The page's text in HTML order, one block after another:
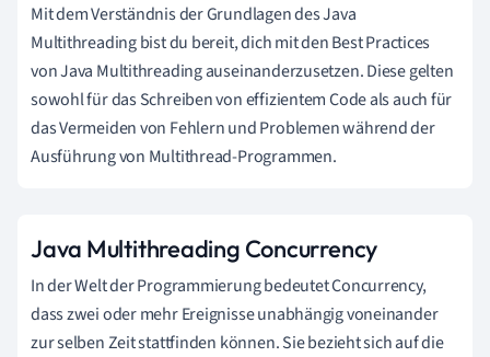
Mit dem Verständnis der Grundlagen des Java
Multithreading bist du bereit, dich mit den Best Practices
von Java Multithreading auseinanderzusetzen. Diese gelten
sowohl für das Schreiben von effizientem Code als auch für
das Vermeiden von Fehlern und Problemen während der
Ausführung von Multithread-Programmen.
Java Multithreading Concurrency
In der Welt der Programmierung bedeutet Concurrency,
dass zwei oder mehr Ereignisse unabhängig voneinander
zur selben Zeit stattfinden können. Sie bezieht sich auf die